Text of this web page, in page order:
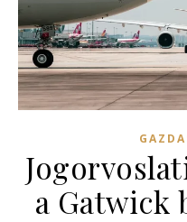
a Gatwick